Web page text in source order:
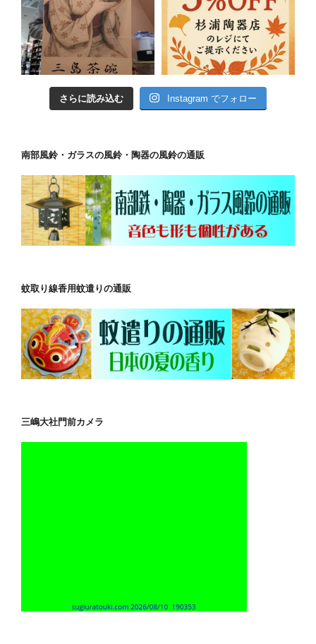
さらに読み込む Instagram でフォロー
南部風鈴・ガラスの風鈴・陶器の風鈴の通販
蚊取り線香用蚊遣りの通販
三嶋大社門前カメラ